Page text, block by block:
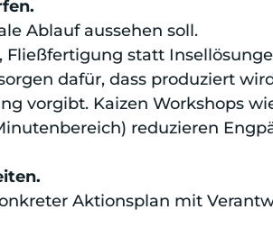
Ablauf aussehen soll.
Fließfertigung statt
dafür, dass produziert
vorgibt. Kaizen Workshops
reduzieren
Aktionsplan mit